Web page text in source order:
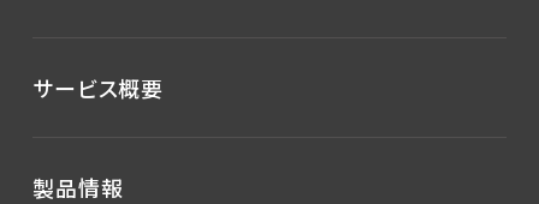
サービス概要
製品情報